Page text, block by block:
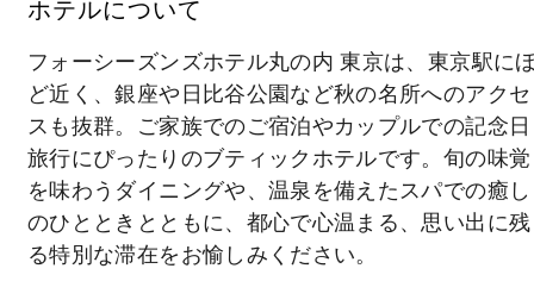
ホテルについて
フォーシーズンズホテル丸の内 東京は、東京駅に
ど近く、銀座や日比谷公園など秋の名所へのアクセ
スも抜群。ご家族でのご宿泊やカップルでの記念日
旅行にぴったりのブティックホテルです。旬の味覚
を味わうダイニングや、温泉を備えたスパでの癒し
のひとときとともに、都心で心温まる、思い出に残
る特別な滞在をお愉しみください。